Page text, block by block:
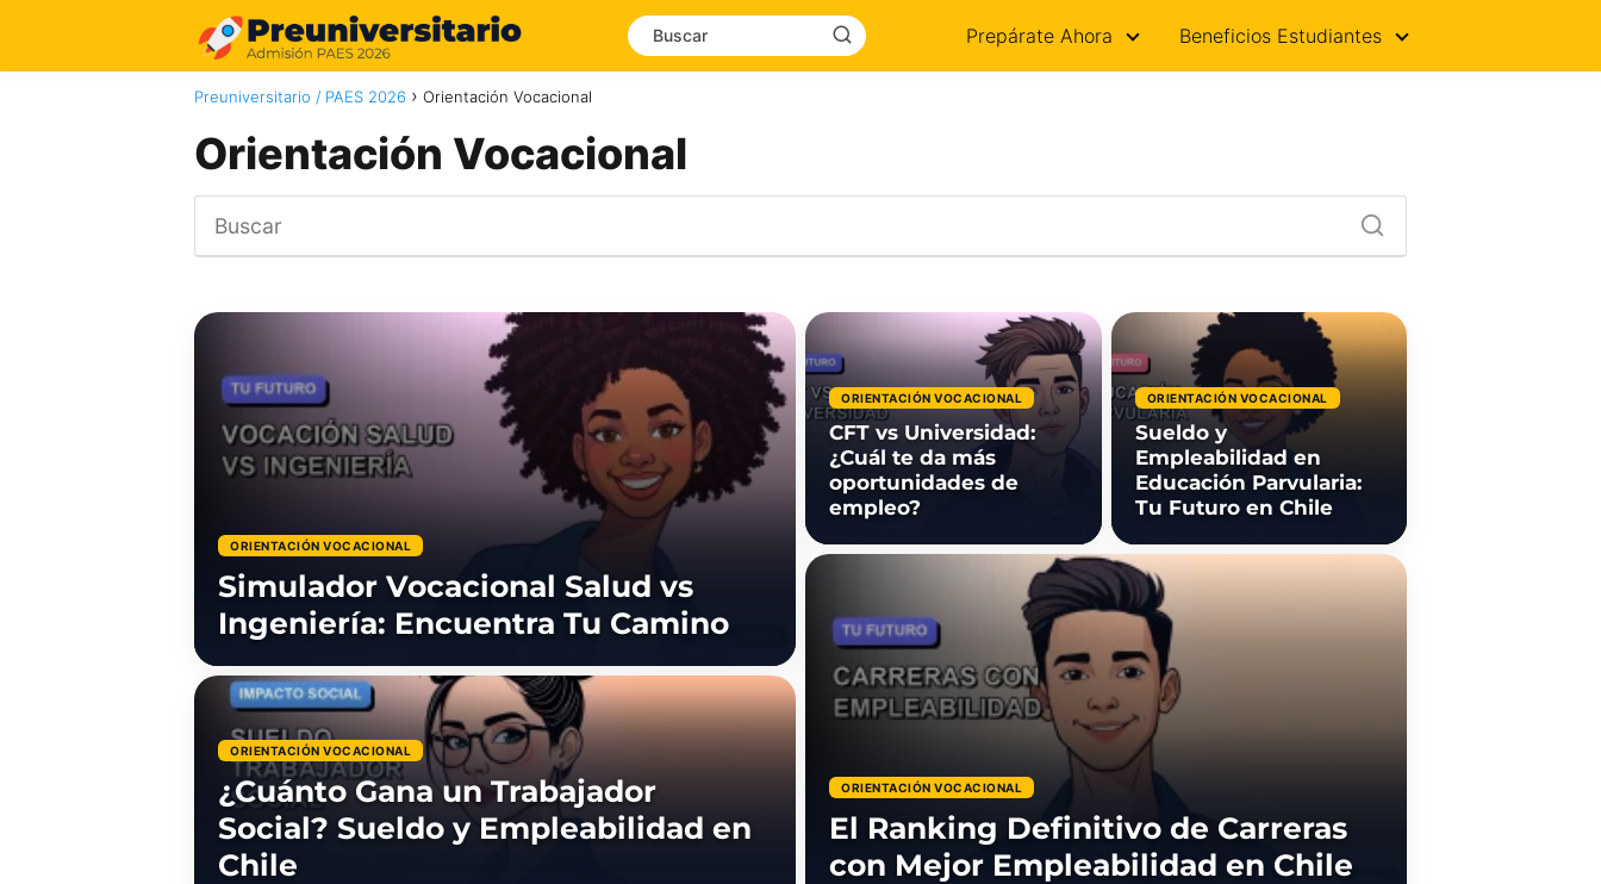
Prepárate Ahora Beneficios Estudiantes
Preuniversitario / PAES 2026 Orientación Vocacional
Orientación Vocacional
ORIENTACIÓN VOCACIONAL
Simulador Vocacional Salud vs
Ingeniería: Encuentra Tu Camino
ORIENTACIÓN VOCACIONAL
CFT vs Universidad:
¿Cuál te da más
oportunidades de
empleo?
ORIENTACIÓN VOCACIONAL
¿Cuánto Gana un Trabajador
Social? Sueldo y Empleabilidad en
Chile
ORIENTACIÓN VOCACIONAL
Sueldo y
Empleabilidad en
Educación Parvularia:
Tu Futuro en Chile
ORIENTACIÓN VOCACIONAL
El Ranking Definitivo de Carreras
con Mejor Empleabilidad en Chile